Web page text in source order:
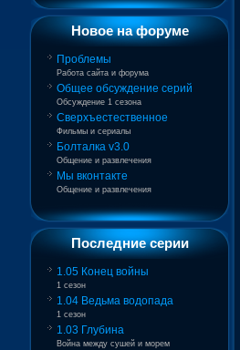
Новое на форуме
Проблемы
Работа сайта и форума
Общее обсуждение серий
Обсуждение 1 сезона
Сверхъестественное
Фильмы и сериалы
Болталка v3.0
Общение и развлечения
Мы вконтакте
Общение и развлечения
Последние серии
1.05 Конец войны
1 сезон
1.04 Ведьма водопада
1 сезон
1.03 Глубина
Война между сушей и морем